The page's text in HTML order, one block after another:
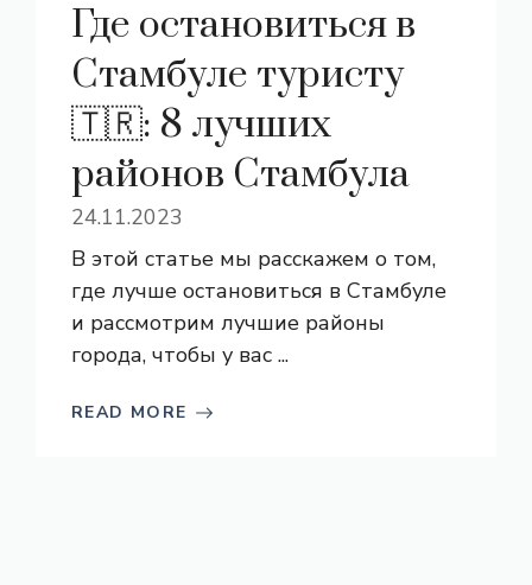
Где остановиться в
Стамбуле туристу
🇹🇷: 8 лучших
районов Стамбула
24.11.2023
В этой статье мы расскажем о том,
где лучше остановиться в Стамбуле
и рассмотрим лучшие районы
города, чтобы у вас ...
READ MORE